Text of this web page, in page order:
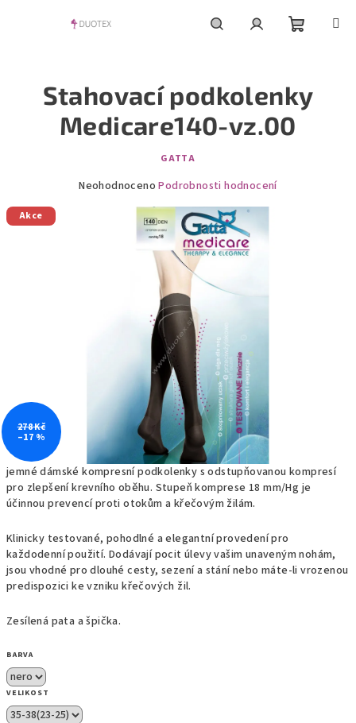
košík
jemné dámské kompresní podkolenky s odstupňovanou kompresí
pro zlepšení krevního oběhu. Stupeň komprese 18 mm/Hg je
účinnou prevencí proti otokům a křečovým žilám.
Klinicky testované, pohodlné a elegantní provedení pro
každodenní použití. Dodávají pocit úlevy vašim unaveným nohám,
jsou vhodné pro dlouhé cesty, sezení a stání nebo máte-li vrozenou
predispozici ke vzniku křečových žil.
Zesílená pata a špička.
BARVA
VELIKOST
Stahovací podkolenky
Medicare140-vz.00
GATTA
Průměrné
Neohodnoceno Podrobnosti hodnocení
Akce
278 Kč
–17 %